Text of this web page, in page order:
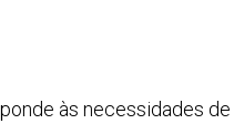
às necessidades de